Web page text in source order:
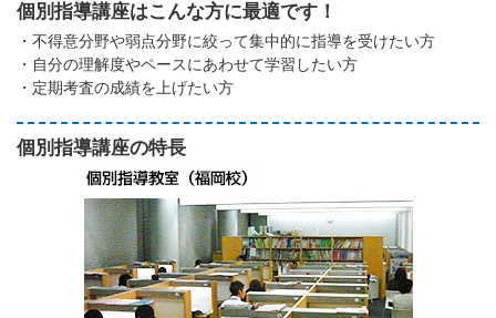
個別指導講座はこんな方に最適です！
・不得意分野や弱点分野に絞って集中的に指導を受けたい方
・自分の理解度やペースにあわせて学習したい方
・定期考査の成績を上げたい方
個別指導講座の特長